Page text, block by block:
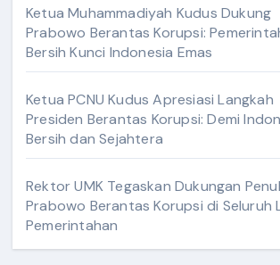
Ketua Muhammadiyah Kudus Dukung
Prabowo Berantas Korupsi:
Bersih Kunci Indonesia Emas
Ketua PCNU Kudus Apresiasi Langkah
Presiden Berantas Korupsi: Demi
Bersih dan Sejahtera
Rektor UMK Tegaskan Dukungan
Prabowo Berantas Korupsi di Seluruh
Pemerintahan